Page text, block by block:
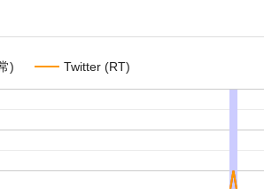
) Twitter (RT)